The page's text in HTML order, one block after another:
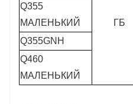
ГБ
Q355
МАЛЕНЬКИЙ
Q355GNH
Q460
МАЛЕНЬКИЙ